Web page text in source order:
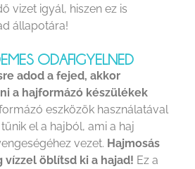
vizet igyál, hiszen ez is
állapotára!
ODAFIGYELNED
adod a fejed, akkor
a hajformázó készülékek
eszközök használatával
el a hajból, ami a haj
vezet. Hajmosás
vízzel öblítsd ki a hajad! Ez a